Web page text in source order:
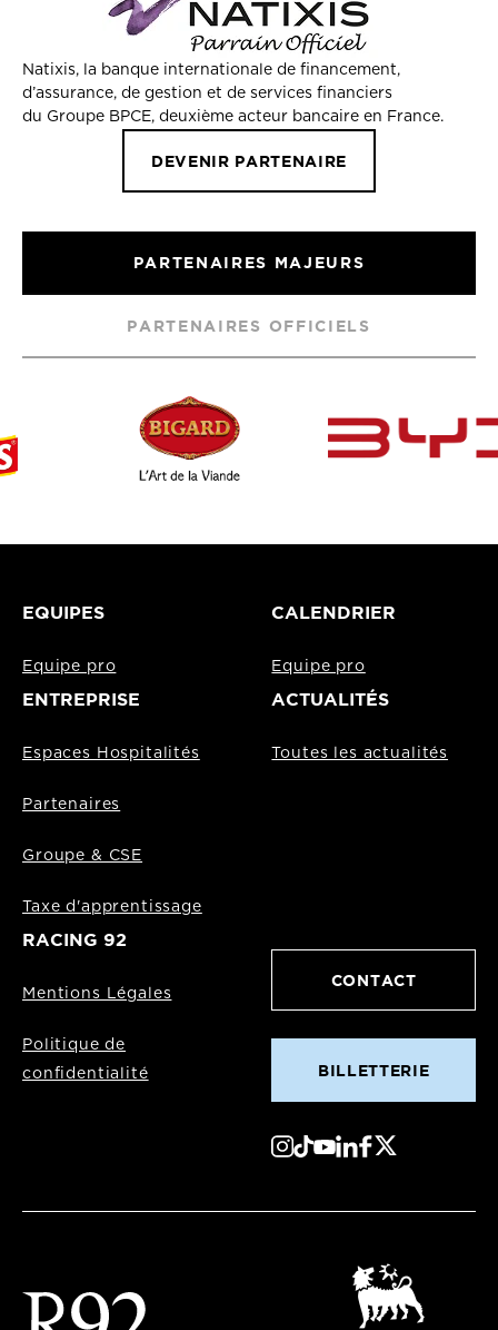
Natixis, la banque internationale de financement,
d’assurance, de gestion et de services financiers
du Groupe BPCE, deuxième acteur bancaire en France.
DEVENIR PARTENAIRE
PARTENAIRES MAJEURS
PARTENAIRES OFFICIELS
EQUIPES
Equipe pro
CALENDRIER
Equipe pro
ENTREPRISE
Espaces Hospitalités
Partenaires
Groupe & CSE
Taxe d'apprentissage
ACTUALITÉS
Toutes les actualités
RACING 92
Mentions Légales
Politique de
confidentialité
CONTACT
BILLETTERIE